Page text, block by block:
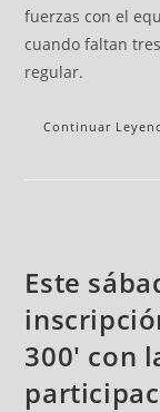
fuerzas con el
cuando faltan
regular.
Continuar
Este
300' con